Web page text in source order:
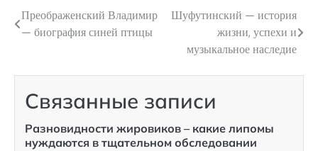
Навигация
записям
Преображенский Владимир
— биография синей птицы
Шуфутинский — история
жизни, успехи и
музыкальное наследие
Связанные записи
Разновидности жировиков – какие липомы
нуждаются в тщательном обследовании